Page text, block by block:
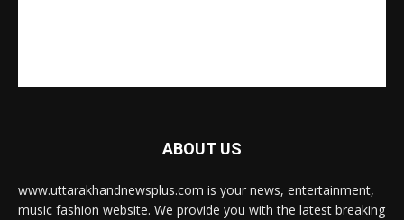
ABOUT US
www.uttarakhandnewsplus.com is your news, entertainment,
music fashion website. We provide you with the latest breaking